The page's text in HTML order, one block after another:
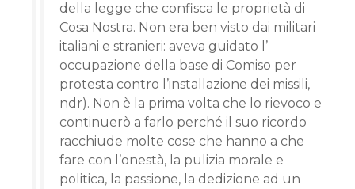
della legge che confisca le proprietà di
Cosa Nostra. Non era ben visto dai militari
italiani e stranieri: aveva guidato l’
occupazione della base di Comiso per
protesta contro l’installazione dei missili,
ndr). Non è la prima volta che lo rievoco e
continuerò a farlo perché il suo ricordo
racchiude molte cose che hanno a che
fare con l’onestà, la pulizia morale e
politica, la passione, la dedizione ad un